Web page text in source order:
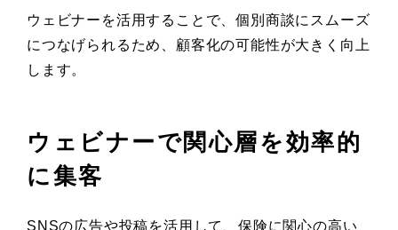
ウェビナーを活用することで、個別商談にスムーズ
につなげられるため、顧客化の可能性が大きく向上
します。
ウェビナーで関心層を効率的
に集客
SNSの広告や投稿を活用して、保険に関心の高い